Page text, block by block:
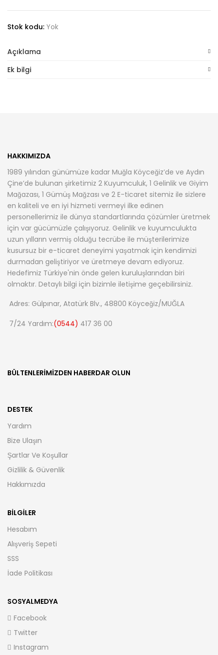
shirt
adet
Stok kodu: Yok
Açıklama
Ek bilgi
HAKKIMIZDA
1989 yılından günümüze kadar Muğla Köyceğiz’de ve Aydın
Çine’de bulunan şirketimiz 2 Kuyumculuk, 1 Gelinlik ve Giyim
Mağazası, 1 Gümüş Mağzası ve 2 E-ticaret sitemiz ile sizlere
en kaliteli ve en iyi hizmeti vermeyi ilke edinen
personellerimiz ile dünya standartlarında çözümler üretmek
için var gücümüzle çalışıyoruz. Gelinlik ve kuyumculukta
uzun yılların vermiş olduğu tecrübe ile müşterilerimize
kusursuz bir e-ticaret deneyimi yaşatmak için kendimizi
durmadan geliştiriyor ve üretmeye devam ediyoruz.
Hedefimiz Türkiye'nin önde gelen kuruluşlarından biri
olmaktır. Detaylı bilgi için bizimle iletişime geçebilirsiniz.
Adres: Gülpınar, Atatürk Blv., 48800 Köyceğiz/MUĞLA
7/24 Yardım:(0544) 417 36 00
BÜLTENLERIMIZDEN HABERDAR OLUN
DESTEK
Yardım
Bize Ulaşın
Şartlar Ve Koşullar
Gizlilik & Güvenlik
Hakkımızda
BILGILER
Hesabım
Alışveriş Sepeti
SSS
İade Politikası
SOSYALMEDYA
Facebook
Twitter
Instagram